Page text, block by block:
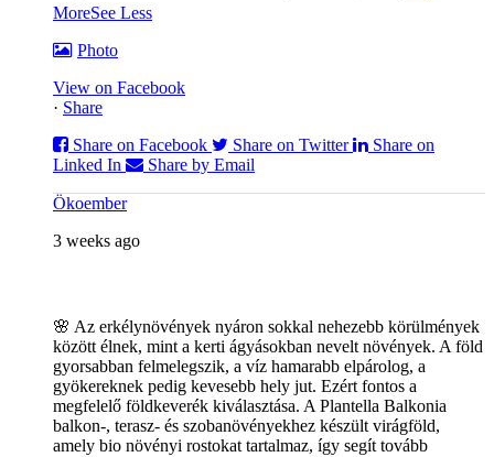
MoreSee Less
Photo
View on Facebook
· Share
Share on Facebook
Share on Twitter
Share on
Linked In
Share by Email
Ökoember
3 weeks ago
🌸 Az erkélynövények nyáron sokkal nehezebb körülmények
között élnek, mint a kerti ágyásokban nevelt növények. A föld
gyorsabban felmelegszik, a víz hamarabb elpárolog, a
gyökereknek pedig kevesebb hely jut. Ezért fontos a
megfelelő földkeverék kiválasztása. A Plantella Balkonia
balkon-, terasz- és szobanövényekhez készült virágföld,
amely bio növényi rostokat tartalmaz, így segít tovább